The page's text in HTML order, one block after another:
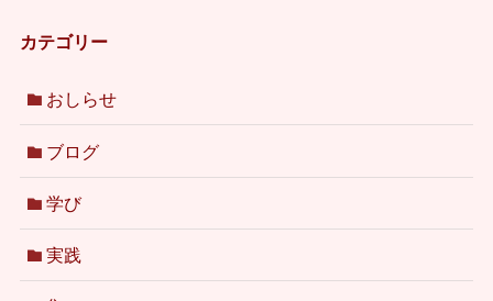
カテゴリー
おしらせ
ブログ
学び
実践